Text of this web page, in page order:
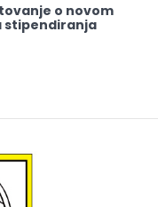
o novom
stipendiranja